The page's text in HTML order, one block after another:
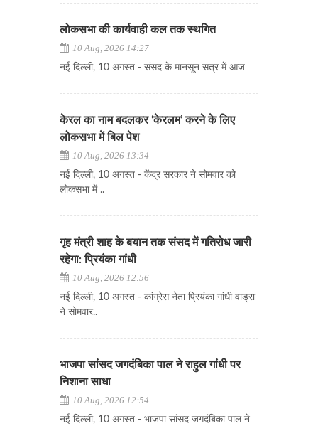
लोकसभा की कार्यवाही कल तक स्थगित
10 Aug, 2026 14:27
नई दिल्ली, 10 अगस्त - संसद के मानसून सत्र में आज
केरल का नाम बदलकर ‘केरलम’ करने के लिए
लोकसभा में बिल पेश
10 Aug, 2026 13:34
नई दिल्ली, 10 अगस्त - केंद्र सरकार ने सोमवार को
लोकसभा में ..
गृह मंत्री शाह के बयान तक संसद में गतिरोध जारी
रहेगा: प्रियंका गांधी
10 Aug, 2026 12:56
नई दिल्ली, 10 अगस्त - कांग्रेस नेता प्रियंका गांधी वाड्रा
ने सोमवार..
भाजपा सांसद जगदंबिका पाल ने राहुल गांधी पर
निशाना साधा
10 Aug, 2026 12:54
नई दिल्ली, 10 अगस्त - भाजपा सांसद जगदंबिका पाल ने